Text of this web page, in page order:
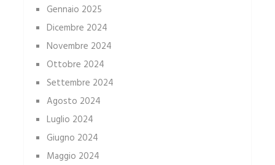
Gennaio 2025
Dicembre 2024
Novembre 2024
Ottobre 2024
Settembre 2024
Agosto 2024
Luglio 2024
Giugno 2024
Maggio 2024